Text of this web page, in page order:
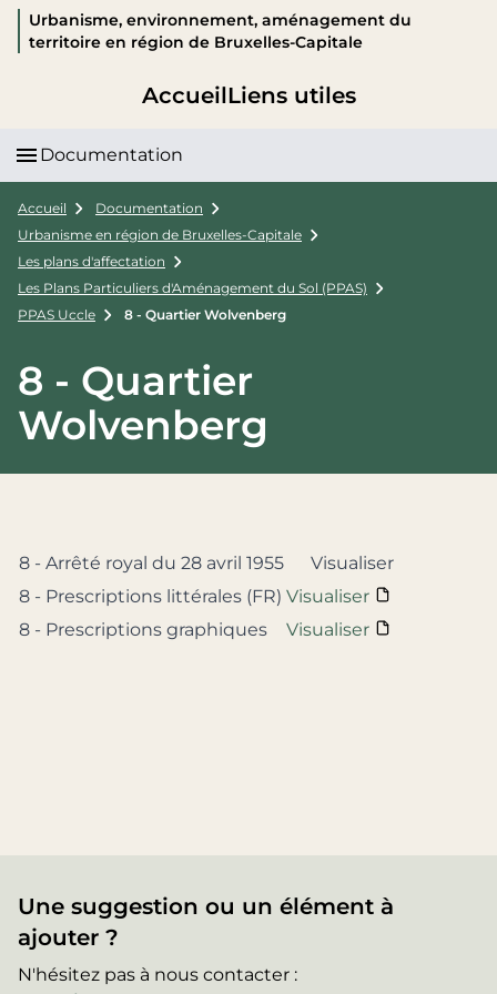
Urbanisme, environnement, aménagement du
territoire en région de Bruxelles-Capitale
AccueilLiens utiles
Documentation
Accueil
Documentation
Urbanisme en région de Bruxelles-Capitale
Les plans d'affectation
Les Plans Particuliers d'Aménagement du Sol (PPAS)
PPAS Uccle
8 - Quartier Wolvenberg
8 - Quartier
Wolvenberg
8 - Arrêté royal du 28 avril 1955
Visualiser
8 - Prescriptions littérales (FR) Visualiser
8 - Prescriptions graphiques
Visualiser
Une suggestion ou un élément à
ajouter ?
N'hésitez pas à nous contacter :